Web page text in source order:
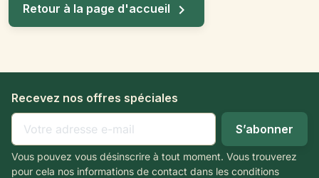
Retour à la page d'accueil 
Recevez nos offres spéciales
Vous pouvez vous désinscrire à tout moment. Vous trouverez
pour cela nos informations de contact dans les conditions